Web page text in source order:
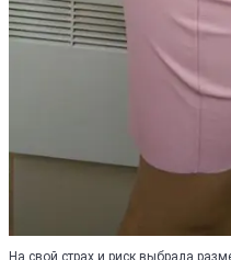
На свой страх и риск выбрала